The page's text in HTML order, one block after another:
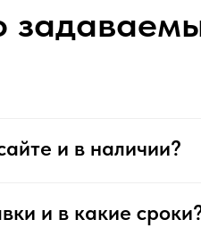
и в наличии?
и в какие